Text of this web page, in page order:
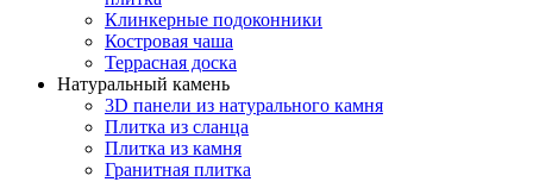
Клинкерные подоконники
Костровая чаша
Террасная доска
Натуральный камень
3D панели из натурального камня
Плитка из сланца
Плитка из камня
Гранитная плитка